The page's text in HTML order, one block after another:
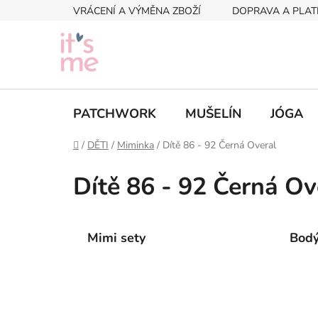
VRÁCENÍ A VÝMĚNA ZBOŽÍ DOPRAVA A
PATCHWORK MUŠELÍN JÓGA
Domů
/ DĚTI / Miminka / Dítě 86 - 92 Černá Overal
Dítě 86 - 92 Černá
Mimi sety